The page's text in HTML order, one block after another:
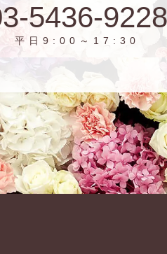
5436-9228
平日9:00～17:30